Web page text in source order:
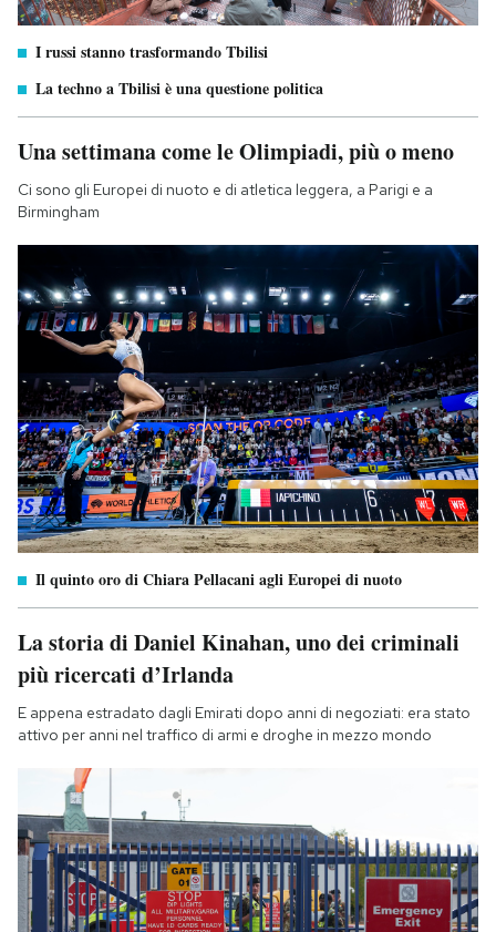
I russi stanno trasformando Tbilisi
La techno a Tbilisi è una questione politica
Una settimana come le Olimpiadi, più o meno
Ci sono gli Europei di nuoto e di atletica leggera, a Parigi e a
Birmingham
Il quinto oro di Chiara Pellacani agli Europei di nuoto
La storia di Daniel Kinahan, uno dei criminali
più ricercati d’Irlanda
E appena estradato dagli Emirati dopo anni di negoziati: era stato
attivo per anni nel traffico di armi e droghe in mezzo mondo